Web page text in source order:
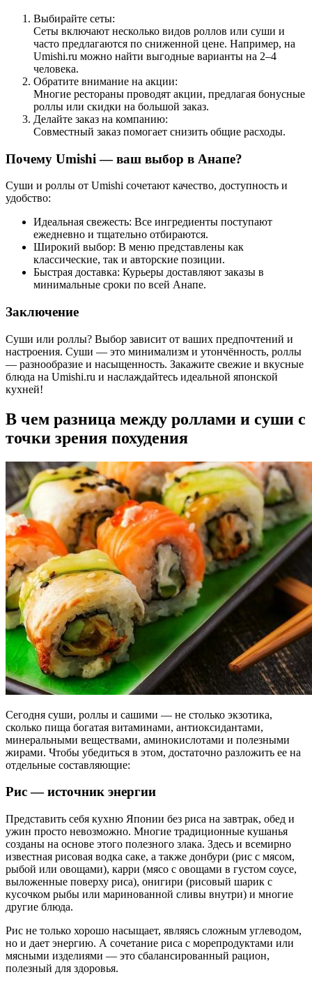
Выбирайте сеты:
Сеты включают несколько видов роллов или суши и
часто предлагаются по сниженной цене. Например, на
Umishi.ru можно найти выгодные варианты на 2–4
человека.
Обратите внимание на акции:
Многие рестораны проводят акции, предлагая бонусные
роллы или скидки на большой заказ.
Делайте заказ на компанию:
Совместный заказ помогает снизить общие расходы.
Почему Umishi — ваш выбор в Анапе?
Суши и роллы от Umishi сочетают качество, доступность и
удобство:
Идеальная свежесть: Все ингредиенты поступают
ежедневно и тщательно отбираются.
Широкий выбор: В меню представлены как
классические, так и авторские позиции.
Быстрая доставка: Курьеры доставляют заказы в
минимальные сроки по всей Анапе.
Заключение
Суши или роллы? Выбор зависит от ваших предпочтений и
настроения. Суши — это минимализм и утончённость, роллы
— разнообразие и насыщенность. Закажите свежие и вкусные
блюда на Umishi.ru и наслаждайтесь идеальной японской
кухней!
В чем разница между роллами и суши с
точки зрения похудения
Сегодня суши, роллы и сашими — не столько экзотика,
сколько пища богатая витаминами, антиоксидантами,
минеральными веществами, аминокислотами и полезными
жирами. Чтобы убедиться в этом, достаточно разложить ее на
отдельные составляющие:
Рис — источник энергии
Представить себя кухню Японии без риса на завтрак, обед и
ужин просто невозможно. Многие традиционные кушанья
созданы на основе этого полезного злака. Здесь и всемирно
известная рисовая водка саке, а также донбури (рис с мясом,
рыбой или овощами), карри (мясо с овощами в густом соусе,
выложенные поверху риса), онигири (рисовый шарик с
кусочком рыбы или маринованной сливы внутри) и многие
другие блюда.
Рис не только хорошо насыщает, являясь сложным углеводом,
но и дает энергию. А сочетание риса с морепродуктами или
мясными изделиями — это сбалансированный рацион,
полезный для здоровья.